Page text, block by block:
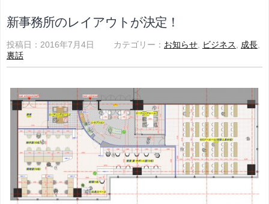
新事務所のレイアウトが決定！
投稿日：2016年7月4日 カテゴリー： お知らせ, ビジネス, 成長,
裏話